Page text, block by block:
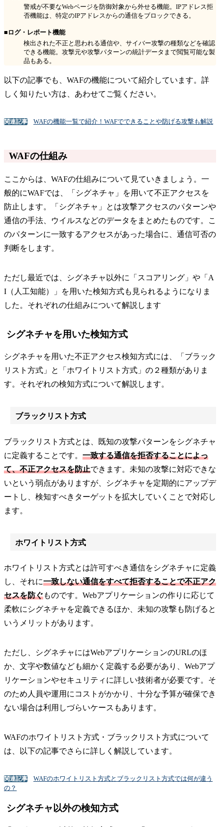
警戒が不要なWebページを防御対象から外せる機能。IPアドレス拒
否機能は、特定のIPアドレスからの通信をブロックできる。
■ログ・レポート機能
検出された不正と思われる通信や、サイバー攻撃の種類などを確認
できる機能。攻撃元や攻撃パターンの統計データまで閲覧可能な製
品もある。
以下の記事でも、WAFの機能について紹介しています。詳
しく知りたい方は、あわせてご覧ください。
関連記事 WAFの機能一覧で紹介！WAFでできることや防げる攻撃も解説
WAFの仕組み
ここからは、WAFの仕組みについて見ていきましょう。一
般的にWAFでは、「シグネチャ」を用いて不正アクセスを
防止します。「シグネチャ」とは攻撃アクセスのパターンや
通信の手法、ウイルスなどのデータをまとめたものです。こ
のパターンに一致するアクセスがあった場合に、通信可否の
判断をします。
ただし最近では、シグネチャ以外に「スコアリング」や「A
I（人工知能）」を用いた検知方式も見られるようになりま
した。それぞれの仕組みについて解説します
シグネチャを用いた検知方式
シグネチャを用いた不正アクセス検知方式には、「ブラック
リスト方式」と「ホワイトリスト方式」の２種類がありま
す。それぞれの検知方式について解説します。
ブラックリスト方式
ブラックリスト方式とは、既知の攻撃パターンをシグネチャ
に定義することです。 一致する通信を拒否することによっ
て、不正アクセスを防止できます。未知の攻撃に対応できな
いという弱点がありますが、シグネチャを定期的にアップデ
ートし、検知すべきターゲットを拡大していくことで対応し
ます。
ホワイトリスト方式
ホワイトリスト方式とは許可すべき通信をシグネチャに定義
し、それに一致しない通信をすべて拒否することで不正アク
セスを防ぐものです。Webアプリケーションの作りに応じて
柔軟にシグネチャを定義できるほか、未知の攻撃も防げると
いうメリットがあります。
ただし、シグネチャにはWebアプリケーションのURLのほ
か、文字や数値なども細かく定義する必要があり、Webアプ
リケーションやセキュリティに詳しい技術者が必要です。そ
のため人員や運用にコストがかかり、十分な予算が確保でき
ない場合は利用しづらいケースもあります。
WAFのホワイトリスト方式・ブラックリスト方式について
は、以下の記事でさらに詳しく解説しています。
関連記事
WAFのホワイトリスト方式とブラックリスト方式では何が違う
の？
シグネチャ以外の検知方式